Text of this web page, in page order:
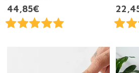
44,85€